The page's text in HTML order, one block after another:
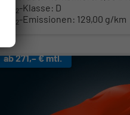
2-Klasse: D
2-Emissionen: 129,00 g/km
ab 271,– € mtl.